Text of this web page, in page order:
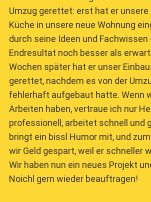
Umzug gerettet: erst hat er
Küche in unsere neue Wohnung
durch seine Ideen und Fachwissen
Endresultat noch besser als
Wochen später hat er unser
gerettet, nachdem es von der
fehlerhaft aufgebaut hatte. Wenn
Arbeiten haben, vertraue ich nur
professionell, arbeitet schnell und
bringt ein bissl Humor mit, und
wir Geld gespart, weil er schneller
Wir haben nun ein neues Projekt
Noichl gern wieder beauftragen!